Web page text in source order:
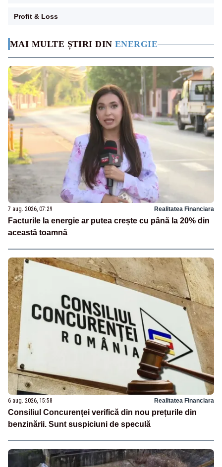
MAI MULTE ȘTIRI DIN ENERGIE
7 aug. 2026, 07:29 Realitatea Financiara
Facturile la energie ar putea crește cu până la 20% din
această toamnă
6 aug. 2026, 15:58 Realitatea Financiara
Consiliul Concurenței verifică din nou prețurile din
benzinării. Sunt suspiciuni de speculă
Profit & Loss